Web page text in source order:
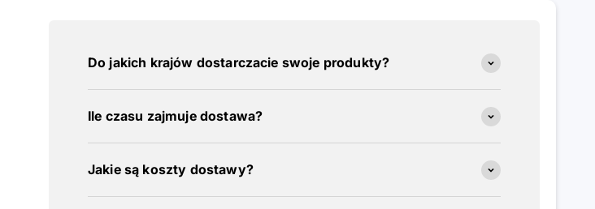
Do jakich krajów dostarczacie swoje produkty?
Ile czasu zajmuje dostawa?
Jakie są koszty dostawy?